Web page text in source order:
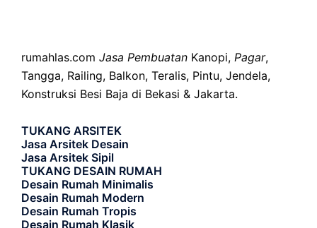
rumahlas.com Jasa Pembuatan Kanopi, Pagar,
Tangga, Railing, Balkon, Teralis, Pintu, Jendela,
Konstruksi Besi Baja di Bekasi & Jakarta.
TUKANG ARSITEK
Jasa Arsitek Desain
Jasa Arsitek Sipil
TUKANG DESAIN RUMAH
Desain Rumah Minimalis
Desain Rumah Modern
Desain Rumah Tropis
Desain Rumah Klasik